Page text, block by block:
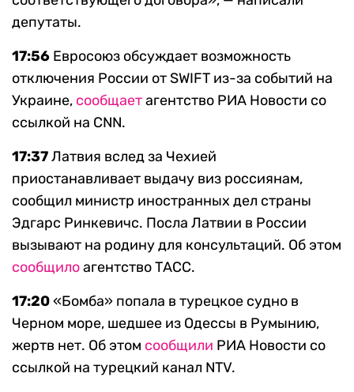
депутаты.
17:56 Евросоюз обсуждает возможность
отключения России от SWIFT из-за событий на
Украине, сообщаетагентство РИА Новости со
ссылкой на CNN.
17:37Латвия вслед за Чехией
приостанавливает выдачу виз россиянам,
сообщил министр иностранных дел страны
Эдгарс Ринкевичс. Посла Латвии в России
вызывают на родину для консультаций. Об этом
сообщилоагентство ТАСС.
17:20«Бомба» попала в турецкое судно в
Черном море, шедшее из Одессы в Румынию,
жертв нет. Об этом сообщили РИА Новости со
ссылкой на турецкий канал NTV.